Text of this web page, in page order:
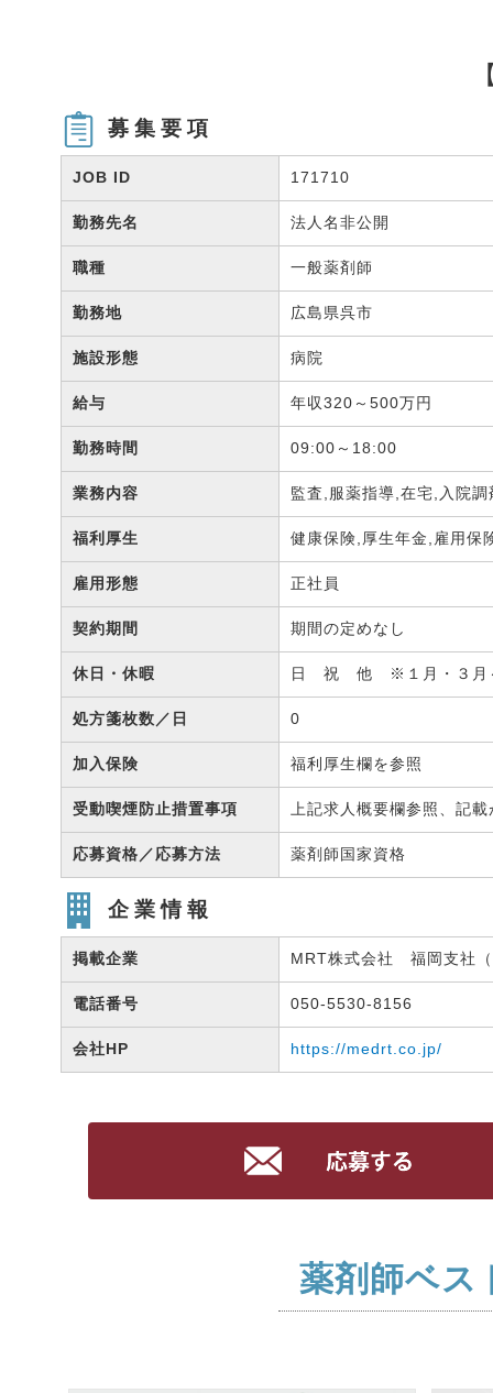
募集要項
JOB ID 171710
勤務先名 法人名非公開
職種 一般薬剤師
勤務地 広島県呉市
施設形態 病院
給与 年収320～500万円
勤務時間 09:00～18:00
業務内容 監査,服薬指導,在宅,入院
福利厚生 健康保険,厚生年金,雇用保
雇用形態 正社員
契約期間 期間の定めなし
休日・休暇 日 祝 他 ※１月・３月～
処方箋枚数／日 0
加入保険 福利厚生欄を参照
受動喫煙防止措置事項 上記求人概要欄参照、記
応募資格／応募方法 薬剤師国家資格
企業情報
掲載企業 MRT株式会社 福岡支社
電話番号 050-5530-8156
会社HP https://medrt.co.jp/
薬剤師ベス